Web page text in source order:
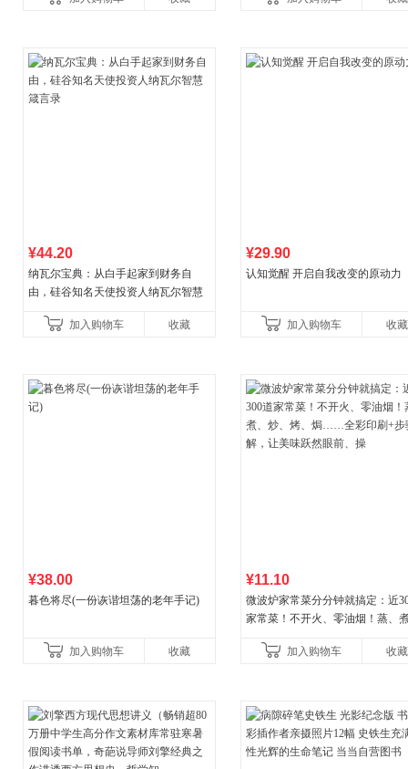
¥44.20
纳瓦尔宝典：从白手起家到财务自
由，硅谷知名天使投资人纳瓦尔智慧
加入购物车
收藏
¥29.90
认知觉醒 开启自我改变的原动力
加入购物车 收藏
¥38.00
暮色将尽(一份诙谐坦荡的老年手记)
加入购物车 收藏
¥11.10
微波炉家常菜分分钟就搞定：近
家常菜！不开火、零油烟！蒸、
让美味跃然眼前、操
加入购物车 收藏